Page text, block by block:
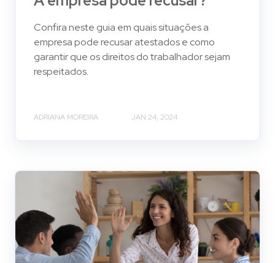
Confira neste guia em quais situações a
empresa pode recusar atestados e como
garantir que os direitos do trabalhador sejam
respeitados.
ADRIANA MOREIRA JAN 24, 2024